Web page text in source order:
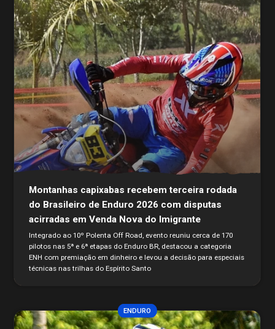
Montanhas capixabas recebem terceira rodada
do Brasileiro de Enduro 2026 com disputas
acirradas em Venda Nova do Imigrante
Integrado ao 10º Polenta Off Road, evento reuniu cerca de 170
pilotos nas 5ª e 6ª etapas do Enduro BR, destacou a categoria
ENH com premiação em dinheiro e levou a decisão para especiais
técnicas nas trilhas do Espírito Santo
ENDURO